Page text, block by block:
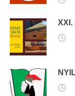
XXI.